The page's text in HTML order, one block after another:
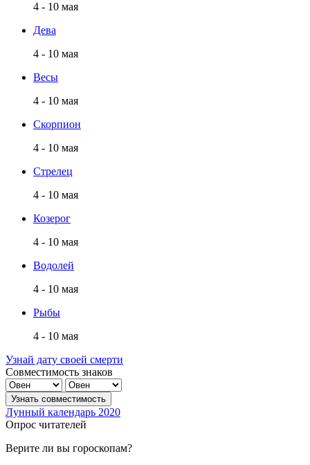
4 - 10 мая
Дева
4 - 10 мая
Весы
4 - 10 мая
Скорпион
4 - 10 мая
Стрелец
4 - 10 мая
Козерог
4 - 10 мая
Водолей
4 - 10 мая
Рыбы
4 - 10 мая
Узнай дату своей смерти
Совместимость знаков
Лунный календарь 2020
Опрос читателей
Верите ли вы гороскопам?